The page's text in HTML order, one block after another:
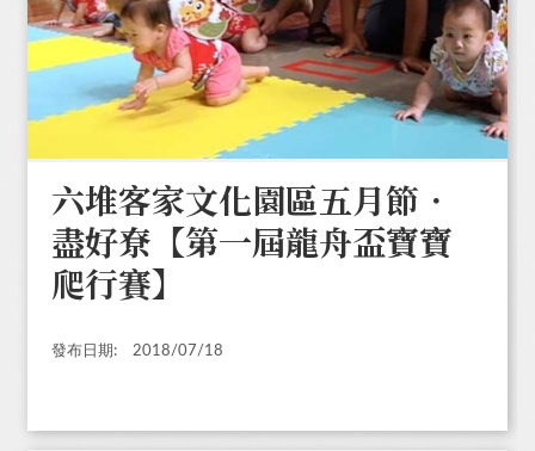
六堆客家文化園區五月節．
盡好尞【第一屆龍舟盃寶寶
爬行賽】
發布日期: 2018/07/18